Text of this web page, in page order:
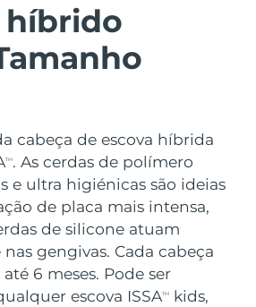
híbrido
cabeça de escova híbrida
TM. As cerdas de polímero
e ultra higiénicas são ideias
de placa mais intensa,
de silicone atuam
gengivas. Cada cabeça
6 meses. Pode ser
escova ISSATM
kids,